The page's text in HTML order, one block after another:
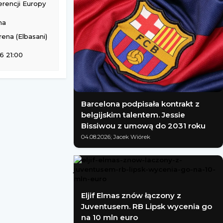
Europy
(Elbasani)
21:00
Barcelona podpisała kontrakt z
belgijskim talentem. Jessie
Bissiwou z umową do 2031 roku
04.08.2026; Jacek Wiórek
Eljif Elmas znów łączony z
Juventusem. RB Lipsk wycenia go
na 10 mln euro